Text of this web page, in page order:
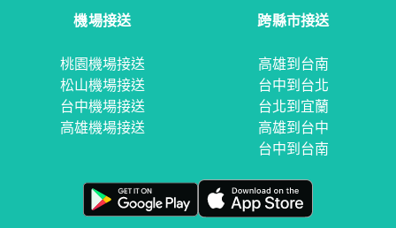
機場接送
桃園機場接送
松山機場接送
台中機場接送
高雄機場接送
跨縣市接送
高雄到台南
台中到台北
台北到宜蘭
高雄到台中
台中到台南